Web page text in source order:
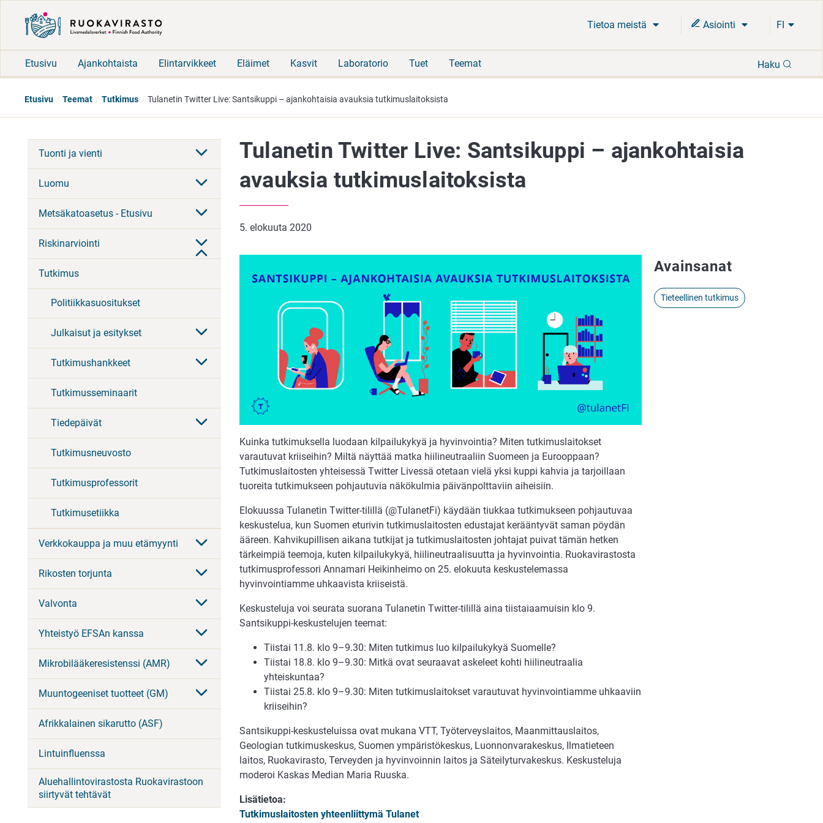
Tietoa meistä Asiointi FI
Etusivu Ajankohtaista Elintarvikkeet Eläimet Kasvit Laboratorio Tuet Teemat Haku
Etusivu Teemat Tutkimus Tulanetin Twitter Live: Santsikuppi – ajankohtaisia avauksia tutkimuslaitoksista
Tuonti ja vienti
Luomu
Metsäkatoasetus - Etusivu
Riskinarviointi
Tutkimus
Politiikkasuositukset
Julkaisut ja esitykset
Tutkimushankkeet
Tutkimusseminaarit
Tiedepäivät
Tutkimusneuvosto
Tutkimusprofessorit
Tutkimusetiikka
Verkkokauppa ja muu etämyynti
Rikosten torjunta
Valvonta
Yhteistyö EFSAn kanssa
Mikrobilääkeresistenssi (AMR)
Muuntogeeniset tuotteet (GM)
Afrikkalainen sikarutto (ASF)
Lintuinfluenssa
Aluehallintovirastosta Ruokavirastoon
siirtyvät tehtävät
Tulanetin Twitter Live: Santsikuppi – ajankohtaisia
avauksia tutkimuslaitoksista
5. elokuuta 2020
Kuinka tutkimuksella luodaan kilpailukykyä ja hyvinvointia? Miten tutkimuslaitokset
varautuvat kriiseihin? Miltä näyttää matka hiilineutraaliin Suomeen ja Eurooppaan?
Tutkimuslaitosten yhteisessä Twitter Livessä otetaan vielä yksi kuppi kahvia ja tarjoillaan
tuoreita tutkimukseen pohjautuvia näkökulmia päivänpolttaviin aiheisiin.
Elokuussa Tulanetin Twitter-tilillä (@TulanetFi) käydään tiukkaa tutkimukseen pohjautuvaa
keskustelua, kun Suomen eturivin tutkimuslaitosten edustajat kerääntyvät saman pöydän
ääreen. Kahvikupillisen aikana tutkijat ja tutkimuslaitosten johtajat puivat tämän hetken
tärkeimpiä teemoja, kuten kilpailukykyä, hiilineutraalisuutta ja hyvinvointia. Ruokavirastosta
tutkimusprofessori Annamari Heikinheimo on 25. elokuuta keskustelemassa
hyvinvointiamme uhkaavista kriiseistä.
Keskusteluja voi seurata suorana Tulanetin Twitter-tilillä aina tiistaiaamuisin klo 9.
Santsikuppi-keskustelujen teemat:
Tiistai 11.8. klo 9–9.30: Miten tutkimus luo kilpailukykyä Suomelle?
Tiistai 18.8. klo 9–9.30: Mitkä ovat seuraavat askeleet kohti hiilineutraalia
yhteiskuntaa?
Tiistai 25.8. klo 9–9.30: Miten tutkimuslaitokset varautuvat hyvinvointiamme uhkaaviin
kriiseihin?
Santsikuppi-keskusteluissa ovat mukana VTT, Työterveyslaitos, Maanmittauslaitos,
Geologian tutkimuskeskus, Suomen ympäristökeskus, Luonnonvarakeskus, Ilmatieteen
laitos, Ruokavirasto, Terveyden ja hyvinvoinnin laitos ja Säteilyturvakeskus. Keskusteluja
moderoi Kaskas Median Maria Ruuska.
Lisätietoa:
Tutkimuslaitosten yhteenliittymä Tulanet
Avainsanat
Tieteellinen tutkimus